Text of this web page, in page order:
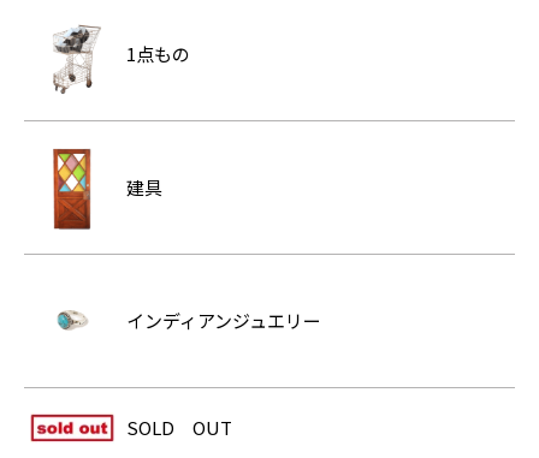
1点もの
建具
インディアンジュエリー
SOLD OUT